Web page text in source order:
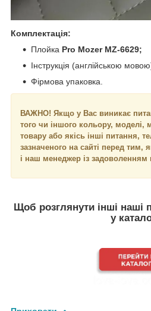
Комплектація:
Плойка Pro Mozer MZ-6629;
Інструкція (англійською
Фірмова упаковка.
ВАЖНО! Якщо у Вас виникає
того чи іншого кольору, моделі,
товару або якісь інші питання,
зазначеного на сайті перед
і наш менеджер із задоволенням
Щоб розглянути інші наші
у